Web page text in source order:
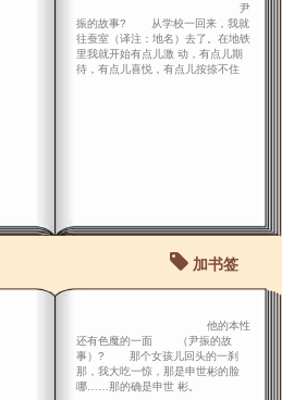
尹
振的故事? 从学校一回来，我就
往蚕室（译注：地名）去了。在地铁
里我就开始有点儿激 动，有点儿期
待，有点儿喜悦，有点儿按捺不住
加书签
他的本性
还有色魔的一面 （尹振的故
事）? 那个女孩儿回头的一刹
那，我大吃一惊，那是申世彬的脸
哪……那的确是申世 彬。